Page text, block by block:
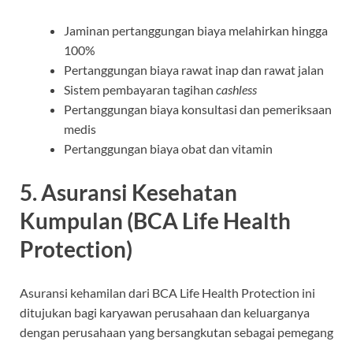
Jaminan pertanggungan biaya melahirkan hingga
100%
Pertanggungan biaya rawat inap dan rawat jalan
Sistem pembayaran tagihan cashless
Pertanggungan biaya konsultasi dan pemeriksaan
medis
Pertanggungan biaya obat dan vitamin
5. Asuransi Kesehatan
Kumpulan (BCA Life Health
Protection)
Asuransi kehamilan dari BCA Life Health Protection ini
ditujukan bagi karyawan perusahaan dan keluarganya
dengan perusahaan yang bersangkutan sebagai pemegang